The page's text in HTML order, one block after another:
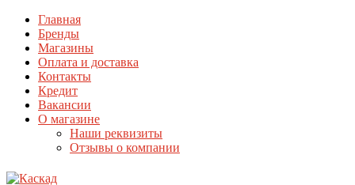
Главная
Бренды
Магазины
Оплата и доставка
Контакты
Кредит
Вакансии
О магазине
Наши реквизиты
Отзывы о компании